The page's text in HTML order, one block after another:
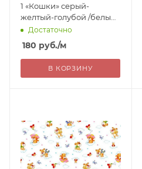
1 «Кошки» серый-
желтый-голубой /белый
100%хл 99г/м2 ГОСТ
РОССИЯ 180=
Достаточно
180 руб./м
В КОРЗИНУ